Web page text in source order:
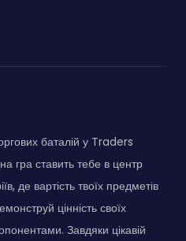
баталій у Traders
гра ставить тебе в центр
де вартість твоїх предметів
цінність своїх
Завдяки цікавій